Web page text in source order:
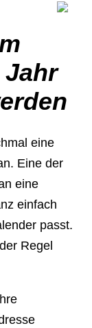
Jahr
eine
Eine der
eine
einfach
passt.
Regel